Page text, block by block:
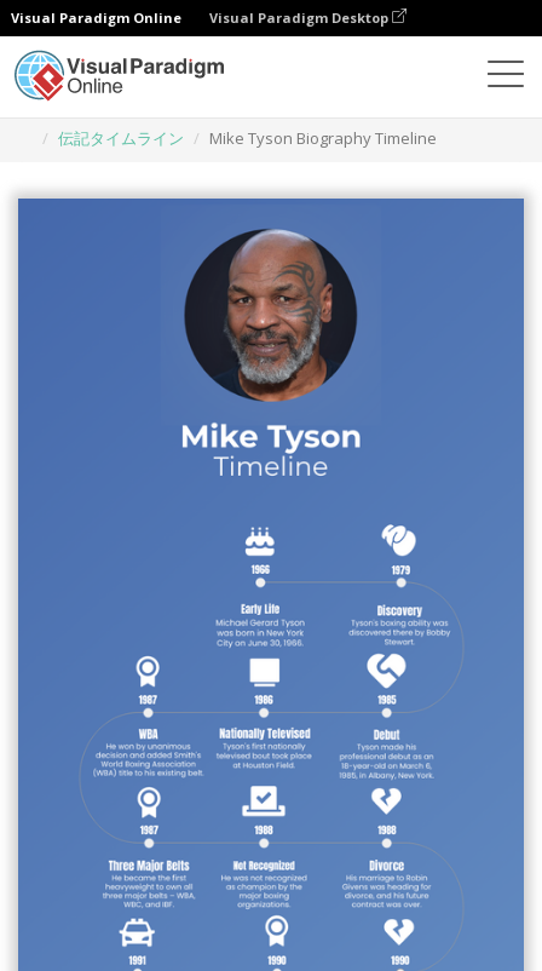
Visual Paradigm Online Visual Paradigm Desktop
伝記タイムライン
Mike Tyson Biography Timeline